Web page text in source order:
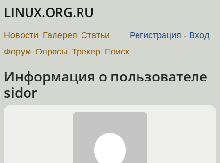
LINUX.ORG.RU
Регистрация - Вход
Новости Галерея Статьи
Форум Опросы Трекер Поиск
Информация о пользователе
sidor